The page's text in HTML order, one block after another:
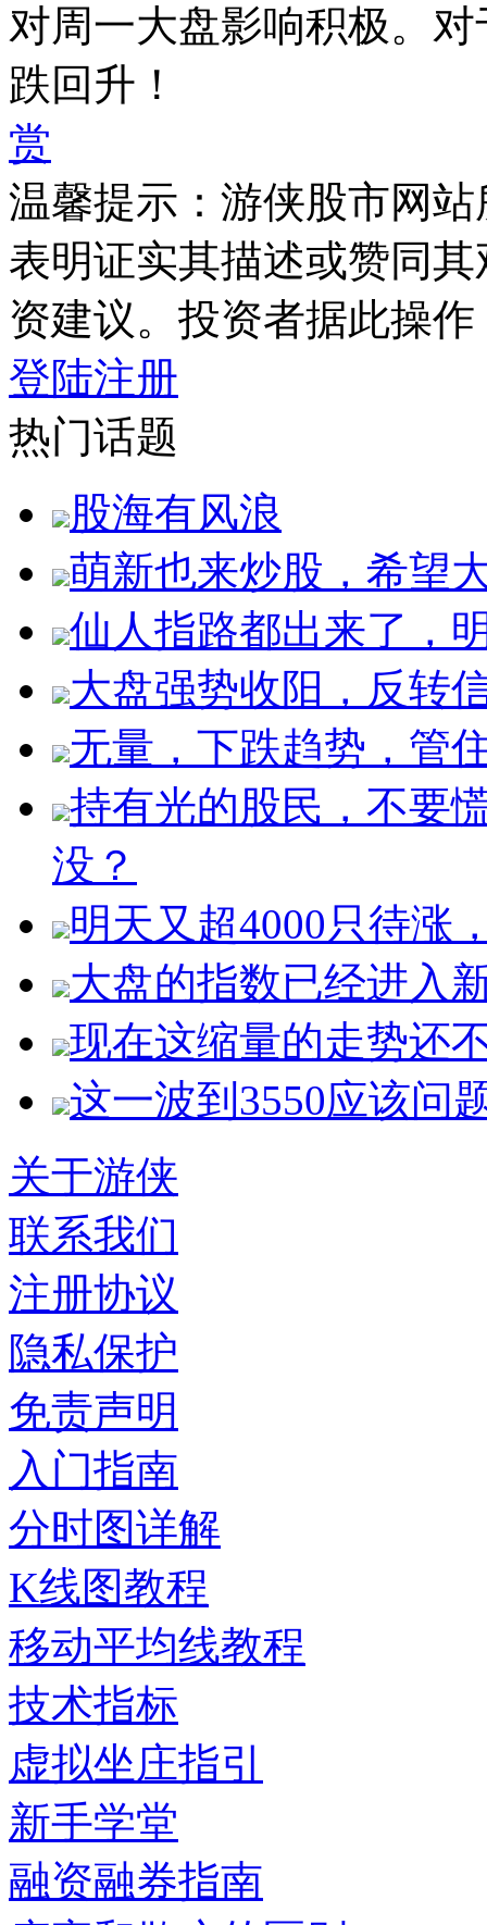
对周一大盘影响积极。
跌回升！
赏
温馨提示：游侠股市网
表明证实其描述或赞同
资建议。投资者据此操
登陆注册
热门话题
股海有风浪
萌新也来炒股，希望
仙人指路都出来了，
大盘强势收阳，反转
无量，下跌趋势，管
持有光的股民，不要
没？
明天又超4000只待涨
大盘的指数已经进入
现在这缩量的走势还
这一波到3550应该问
关于游侠
联系我们
注册协议
隐私保护
免责声明
入门指南
分时图详解
K线图教程
移动平均线教程
技术指标
虚拟坐庄指引
新手学堂
融资融券指南